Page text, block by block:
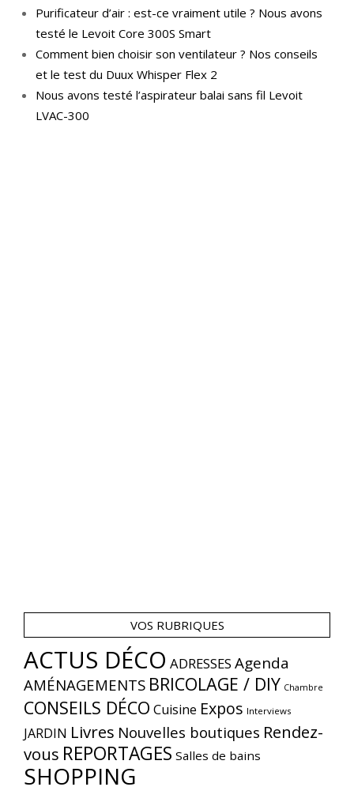
Purificateur d’air : est-ce vraiment utile ? Nous avons
testé le Levoit Core 300S Smart
Comment bien choisir son ventilateur ? Nos conseils
et le test du Duux Whisper Flex 2
Nous avons testé l’aspirateur balai sans fil Levoit
LVAC-300
VOS RUBRIQUES
ACTUS DÉCO ADRESSES Agenda
AMÉNAGEMENTS BRICOLAGE / DIY Chambre
CONSEILS DÉCO Cuisine Expos Interviews
JARDIN Livres Nouvelles boutiques Rendez-
vous REPORTAGES Salles de bains
SHOPPING